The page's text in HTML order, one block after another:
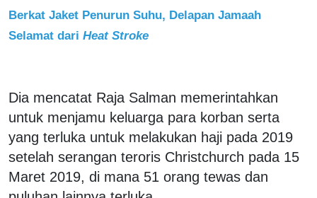
Berkat Jaket Penurun Suhu, Delapan Jamaah
Selamat dari Heat Stroke
Dia mencatat Raja Salman memerintahkan
untuk menjamu keluarga para korban serta
yang terluka untuk melakukan haji pada 2019
setelah serangan teroris Christchurch pada 15
Maret 2019, di mana 51 orang tewas dan